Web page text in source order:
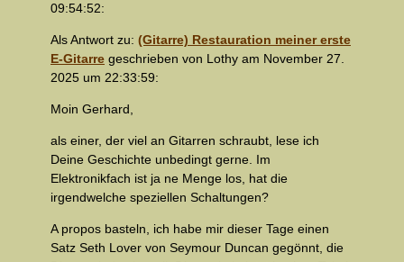
09:54:52:
Als Antwort zu: (Gitarre) Restauration meiner erste
E-Gitarre geschrieben von Lothy am November 27.
2025 um 22:33:59:
Moin Gerhard,
als einer, der viel an Gitarren schraubt, lese ich
Deine Geschichte unbedingt gerne. Im
Elektronikfach ist ja ne Menge los, hat die
irgendwelche speziellen Schaltungen?
A propos basteln, ich habe mir dieser Tage einen
Satz Seth Lover von Seymour Duncan gegönnt, die